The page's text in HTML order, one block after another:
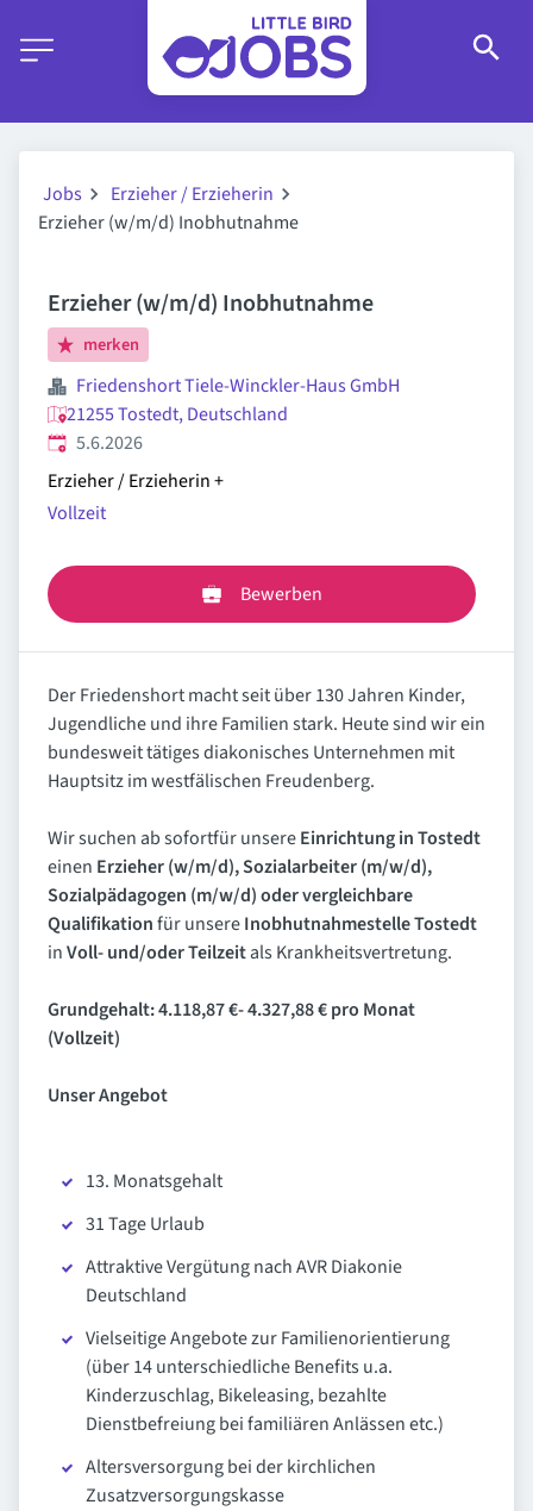
Jobs
Erzieher / Erzieherin
Erzieher (w/m/d) Inobhutnahme
Erzieher (w/m/d) Inobhutnahme
merken
Friedenshort Tiele-Winckler-Haus GmbH
21255 Tostedt, Deutschland
Veröffentlicht
5.6.2026
Erzieher / Erzieherin+
Vollzeit
Bewerben
Der Friedenshort macht seit über 130 Jahren Kinder,
Jugendliche und ihre Familien stark. Heute sind wir ein
bundesweit tätiges diakonisches Unternehmen mit
Hauptsitz im westfälischen Freudenberg.
Wir suchen ab sofortfür unsereEinrichtung in Tostedt
einen Erzieher(w/m/d), Sozialarbeiter (m/w/d),
Sozialpädagogen (m/w/d) oder vergleichbare
Qualifikationfür unsereInobhutnahmestelle Tostedt
inVoll- und/oder Teilzeitals Krankheitsvertretung.
Grundgehalt: 4.118,87 €- 4.327,88 € pro Monat
(Vollzeit)
Unser Angebot
13. Monatsgehalt
31 Tage Urlaub
Attraktive Vergütung nach AVR Diakonie
Deutschland
Vielseitige Angebote zur Familienorientierung
(über 14 unterschiedliche Benefits u.a.
Kinderzuschlag, Bikeleasing, bezahlte
Dienstbefreiung bei familiären Anlässen etc.)
Altersversorgung bei der kirchlichen
Zusatzversorgungskasse